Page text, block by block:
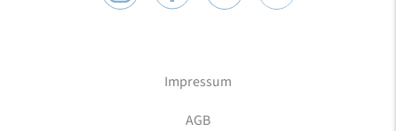
Impressum
AGB